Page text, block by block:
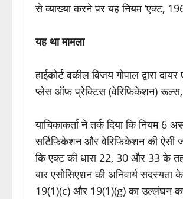
से व्याख्या करने पर यह नियम ‘एक्ट,
यह था मामला
हाईकोर्ट वकील विजय गोपाल द्वारा
प्लेस ऑफ प्रेक्टिस (वेरिफिकेशन) रूल्स,
याचिकाकर्ता ने तर्क दिया कि नियम
सर्टिफिकेशन और वेरिफिकेशन की ऐसी
कि एक्ट की धारा 22, 30 और 33 के
बार एसोसिएशन की अनिवार्य सदस्यता
19(1)(c) और 19(1)(g) का उल्लंघन